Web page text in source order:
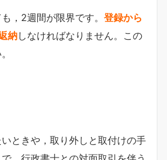
，2週間が限界です。 登録から
納しなければなりません。この
ときや，取り外しと取付けの手